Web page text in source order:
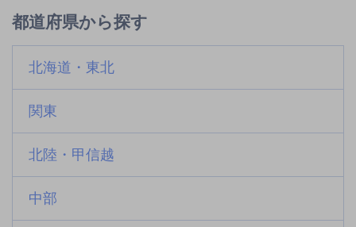
都道府県から探す
北海道・東北
関東
北陸・甲信越
中部